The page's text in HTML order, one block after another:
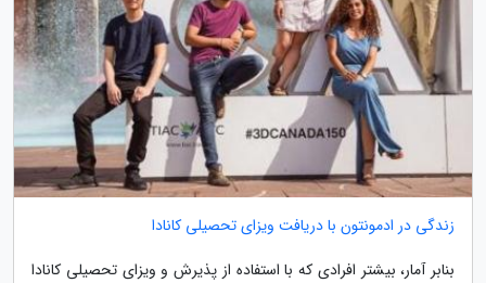
زندگی در ادمونتون با دریافت ویزای تحصیلی کانادا
بنابر آمار، بیشتر افرادی که با استفاده از پذیرش و ویزای تحصیلی کانادا